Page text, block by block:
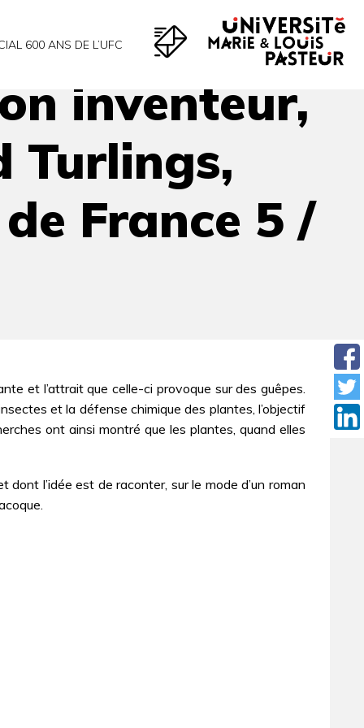
600 ANS DE L’UFC
des projecteurs de France 5 / ARTE
inventeur,
Turlings,
France 5 /
et l’attrait que celle-ci provoque sur des guêpes.
et la défense chimique des plantes, l’objectif
ont ainsi montré que les plantes, quand elles
l’idée est de raconter, sur le mode d’un roman